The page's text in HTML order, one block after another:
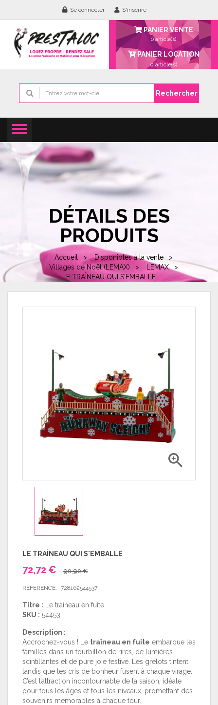
Se connecter S'inscrire
PANIER VENTE
0 article(s)
PANIER LOCATION
0 article(s)
Rechercher
DÉTAILS DES
PRODUITS
Accueil
Disponibles à la vente
Villages de Noël (LEMAX)
LEMAX
LE TRAÎNEAU QUI S'EMBALLE

LE TRAÎNEAU QUI S'EMBALLE
72,72 € 90,90 €
REFERENCE: 728162544537
Titre : Le traîneau en fuite
SKU : 54453
Description :
Accrochez-vous ! Le traîneau en fuite embarque les
familles dans un tourbillon de rires, de lumières
scintillantes et de pure joie festive. Les grelots tintent
tandis que les cris de bonheur fusent à chaque virage.
C’est l’attraction incontournable de la saison, idéale
pour tous les âges et tous les niveaux, promettant des
souvenirs mémorables à chaque tour.